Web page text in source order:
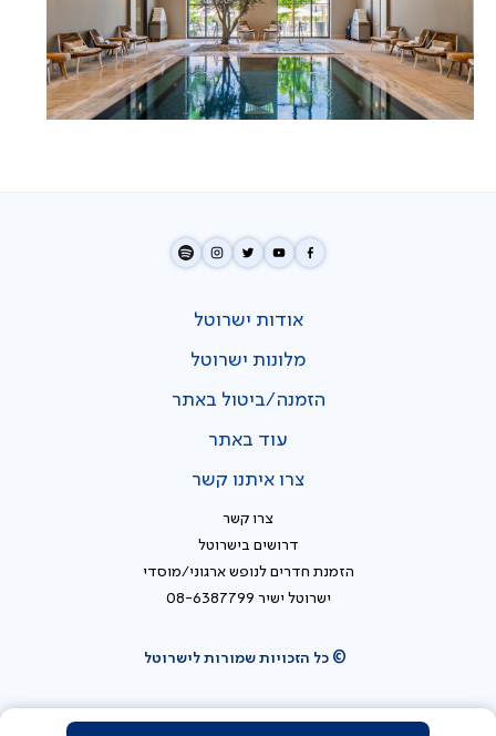
אודות ישרוטל
מלונות ישרוטל
הזמנה/ביטול באתר
עוד באתר
צרו איתנו קשר
צרו קשר
דרושים בישרוטל
הזמנת חדרים לנופש ארגוני/מוסדי
ישרוטל ישיר 08-6387799
© כל הזכויות שמורות לישרוטל